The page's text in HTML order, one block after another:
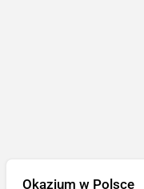
Okazjum w Polsce